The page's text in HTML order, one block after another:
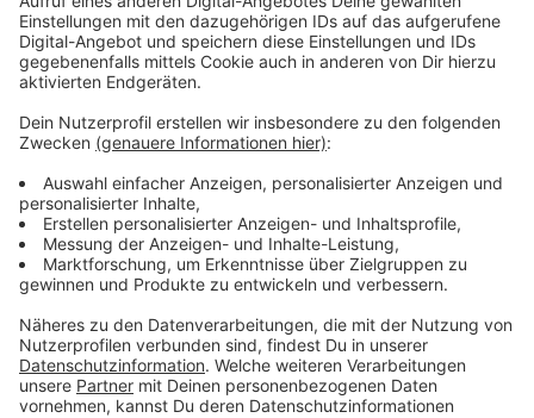
Anzeige
Anzeige
Vorstellen brauchen wir ihn euch nicht. Seit 2003
treibt Jürgen Bangert nun als "Elvis Eifel" seine Späße
am Telefon mit seinen Hörerinnen und Hörern im Radio.
Aber selbst seine 'Opfer' müssen am Ende mit lachen -
wenn auch nicht immer. Und weil ihr nicht genug von
ihm bekommen könnt, ist Elvis nun unter die Podcaster
gegangen. Somit steht euch Elvis rund um die Uhr zur
Verfügung. Hier bekommt Ihr außerdem den
"Directors-Cut" - die Original-Telefonate in längerer